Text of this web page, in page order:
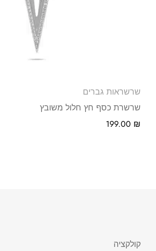
שרשראות גברים
שרשרת כסף חץ חלול משובץ
199.00 ₪
קולקציה